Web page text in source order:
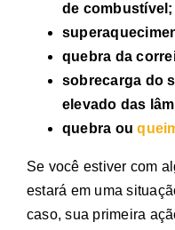
de combustível;
quebra da
sobrecarga do
elevado das
quebra ou
Se você estiver com
estará em uma
caso, sua primeira